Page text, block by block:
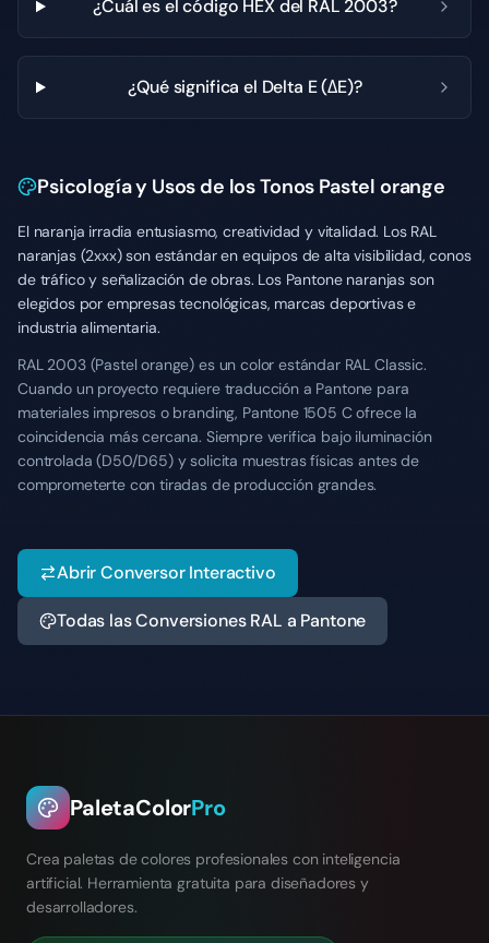
¿Cuál es el código HEX del RAL 2003?
¿Qué significa el Delta E (ΔE)?
Psicología y Usos de los Tonos Pastel orange
El naranja irradia entusiasmo, creatividad y vitalidad. Los RAL
naranjas (2xxx) son estándar en equipos de alta visibilidad, conos
de tráfico y señalización de obras. Los Pantone naranjas son
elegidos por empresas tecnológicas, marcas deportivas e
industria alimentaria.
RAL 2003 (Pastel orange) es un color estándar RAL Classic.
Cuando un proyecto requiere traducción a Pantone para
materiales impresos o branding, Pantone 1505 C ofrece la
coincidencia más cercana. Siempre verifica bajo iluminación
controlada (D50/D65) y solicita muestras físicas antes de
comprometerte con tiradas de producción grandes.
Abrir Conversor Interactivo
Todas las Conversiones RAL a Pantone
PaletaColorPro
Crea paletas de colores profesionales con inteligencia
artificial. Herramienta gratuita para diseñadores y
desarrolladores.